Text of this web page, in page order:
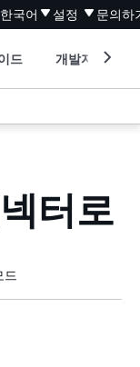
한국어 설정 문의하
드 개발자 도구
터로
드